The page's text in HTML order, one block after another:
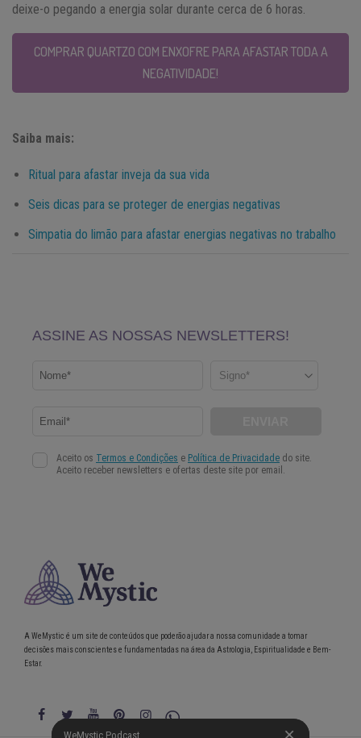
deixe-o pegando a energia solar durante cerca de 6 horas.
COMPRAR QUARTZO COM ENXOFRE PARA AFASTAR TODA A
NEGATIVIDADE!
Saiba mais:
Ritual para afastar inveja da sua vida
Seis dicas para se proteger de energias negativas
Simpatia do limão para afastar energias negativas no trabalho
WeMystic Podcast
A WeMystic é um site de conteúdos que poderão ajudar a nossa comunidade a tomar
decisões mais conscientes e fundamentadas na área da Astrologia, Espiritualidade e Bem-
Estar.
WeMystic Podcast